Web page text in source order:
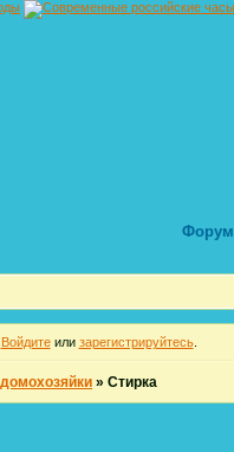
Форум
Войдитеили зарегистрируйтесь.
»Стирка